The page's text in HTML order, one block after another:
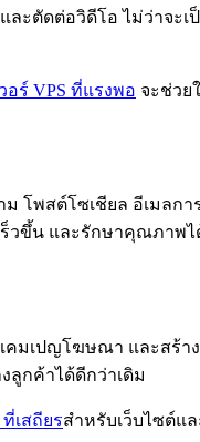
ละตัดต่อวิดีโอ ไม่ว่า
อร์ VPS ที่แรงพอ จะช่วย
าม โพสต์โซเชียล อีเ
ร็วขึ้น และรักษาคุณภาพไ
เปญโฆษณา และสร้าง
กค้าได้ดีกว่าเดิม
ที่เสถียรสำหรับเว็บไซต์แ